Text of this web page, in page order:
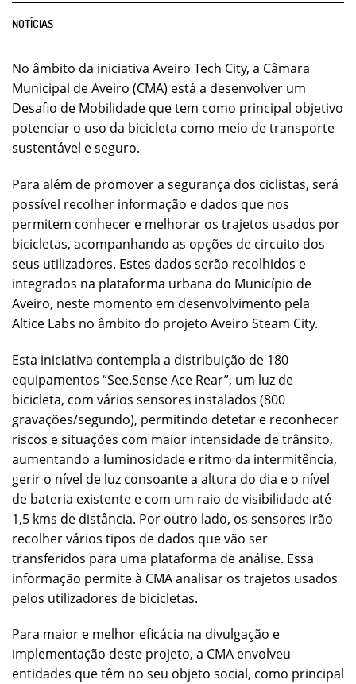
NOTÍCIAS
No âmbito da iniciativa Aveiro Tech City, a Câmara
Municipal de Aveiro (CMA) está a desenvolver um
Desafio de Mobilidade que tem como principal objetivo
potenciar o uso da bicicleta como meio de transporte
sustentável e seguro.
Para além de promover a segurança dos ciclistas, será
possível recolher informação e dados que nos
permitem conhecer e melhorar os trajetos usados por
bicicletas, acompanhando as opções de circuito dos
seus utilizadores. Estes dados serão recolhidos e
integrados na plataforma urbana do Município de
Aveiro, neste momento em desenvolvimento pela
Altice Labs no âmbito do projeto Aveiro Steam City.
Esta iniciativa contempla a distribuição de 180
equipamentos “See.Sense Ace Rear”, um luz de
bicicleta, com vários sensores instalados (800
gravações/segundo), permitindo detetar e reconhecer
riscos e situações com maior intensidade de trânsito,
aumentando a luminosidade e ritmo da intermitência,
gerir o nível de luz consoante a altura do dia e o nível
de bateria existente e com um raio de visibilidade até
1,5 kms de distância. Por outro lado, os sensores irão
recolher vários tipos de dados que vão ser
transferidos para uma plataforma de análise. Essa
informação permite à CMA analisar os trajetos usados
pelos utilizadores de bicicletas.
Para maior e melhor eficácia na divulgação e
implementação deste projeto, a CMA envolveu
entidades que têm no seu objeto social, como principal